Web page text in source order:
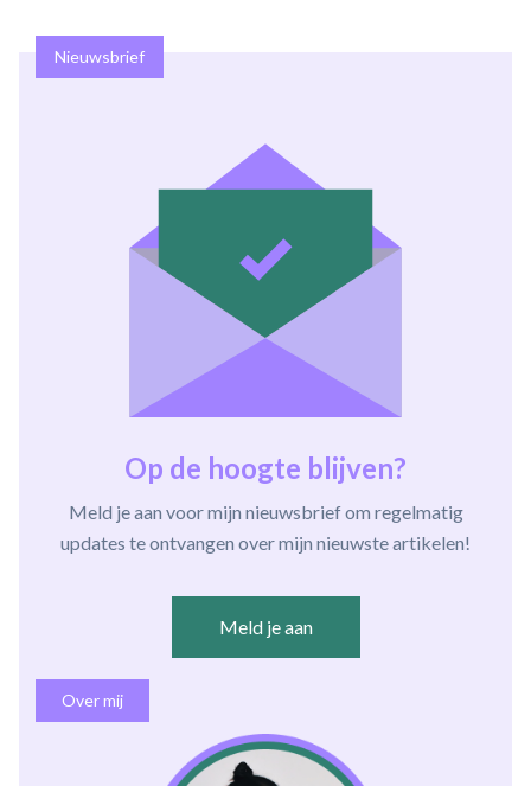
Nieuwsbrief
Op de hoogte blijven?
Meld je aan voor mijn nieuwsbrief om regelmatig
updates te ontvangen over mijn nieuwste artikelen!
Meld je aan
Over mij